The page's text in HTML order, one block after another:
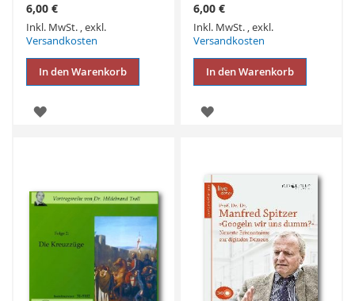
6,00 €
Inkl. MwSt. ,exkl.
Versandkosten
In den Warenkorb
ZUR
6,00 €
Inkl. MwSt. ,exkl.
Versandkosten
In den Warenkorb
ZUR